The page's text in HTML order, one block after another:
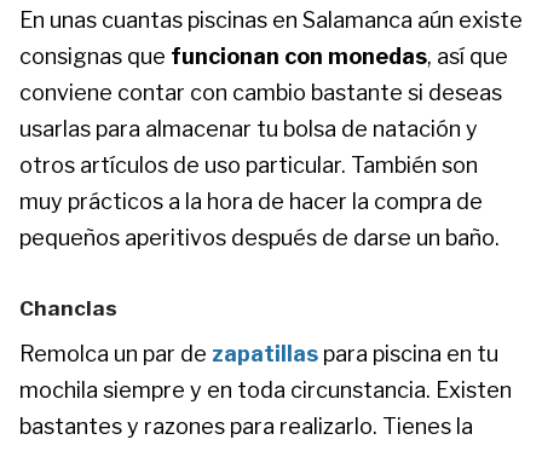
En unas cuantas piscinas en Salamanca aún existe
consignas que funcionan con monedas, así que
conviene contar con cambio bastante si deseas
usarlas para almacenar tu bolsa de natación y
otros artículos de uso particular. También son
muy prácticos a la hora de hacer la compra de
pequeños aperitivos después de darse un baño.
Chanclas
Remolca un par de zapatillas para piscina en tu
mochila siempre y en toda circunstancia. Existen
bastantes y razones para realizarlo. Tienes la